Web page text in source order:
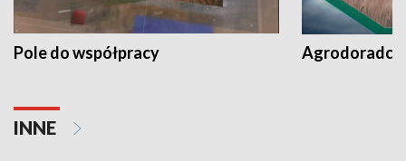
Pole do współpracy Agrodoradcy
INNE